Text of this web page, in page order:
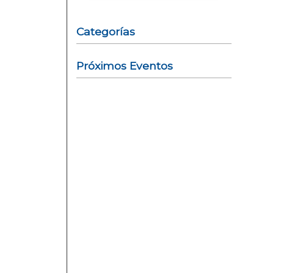
Categorías
Próximos Eventos